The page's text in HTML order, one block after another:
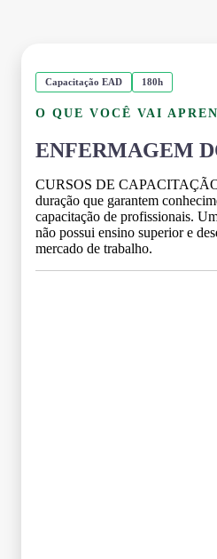
Capacitação EAD 180h
O QUE VOCÊ VAI
ENFERMAGEM
CURSOS DE CAPACITAÇÃO
duração que garantem
capacitação de profissionais.
não possui ensino superior e
mercado de trabalho.